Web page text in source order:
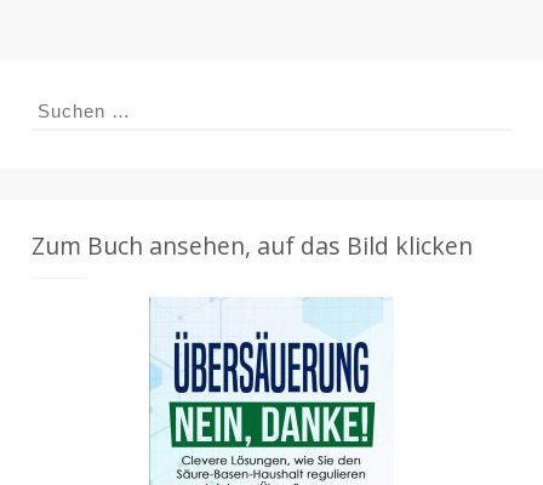
Suchen
Zum Buch ansehen, auf das Bild klicken